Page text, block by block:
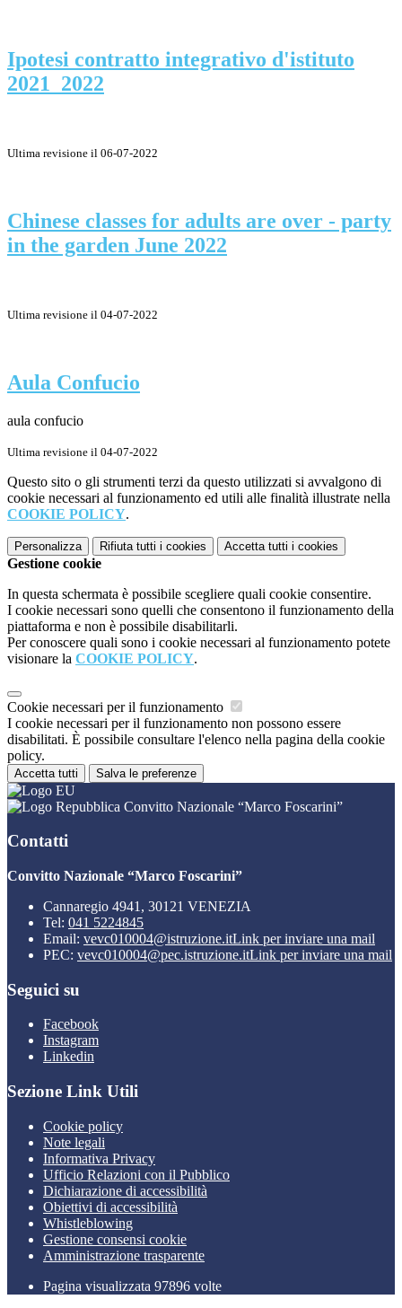
Ipotesi contratto integrativo d'istituto
2021_2022
Ultima revisione il 06-07-2022
Chinese classes for adults are over - party
in the garden June 2022
Ultima revisione il 04-07-2022
Aula Confucio
aula confucio
Ultima revisione il 04-07-2022
Questo sito o gli strumenti terzi da questo utilizzati si avvalgono di
cookie necessari al funzionamento ed utili alle finalità illustrate nella
COOKIE POLICY.
Personalizza Rifiuta tutti i cookies Accetta tutti i cookies
Gestione cookie
In questa schermata è possibile scegliere quali cookie consentire.
I cookie necessari sono quelli che consentono il funzionamento della
piattaforma e non è possibile disabilitarli.
Per conoscere quali sono i cookie necessari al funzionamento potete
visionare la COOKIE POLICY.
Cookie necessari per il funzionamento
I cookie necessari per il funzionamento non possono essere
disabilitati. È possibile consultare l'elenco nella pagina della cookie
policy.
Accetta tutti Salva le preferenze
Convitto Nazionale “Marco Foscarini”
Contatti
Convitto Nazionale “Marco Foscarini”
Cannaregio 4941, 30121 VENEZIA
Tel: 041 5224845
Email: vevc010004@istruzione.itLink per inviare una mail
PEC: vevc010004@pec.istruzione.itLink per inviare una mail
Seguici su
Facebook
Instagram
Linkedin
Sezione Link Utili
Cookie policy
Note legali
Informativa Privacy
Ufficio Relazioni con il Pubblico
Dichiarazione di accessibilità
Obiettivi di accessibilità
Whistleblowing
Gestione consensi cookie
Amministrazione trasparente
Pagina visualizzata 97896 volte